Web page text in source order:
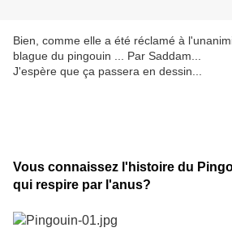
Bien, comme elle a été réclamé à
blague du pingouin ... Par Saddam...
J'espère que ça passera en dessin...
Vous connaissez l'histoire du
qui respire par l'anus?